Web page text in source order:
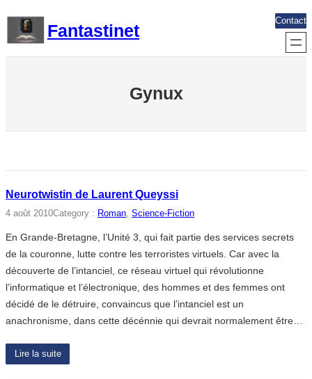
contenu
Fantastinet
Contact
Gynux
Neurotwistin de Laurent Queyssi
4 août 2010Category : Roman, Science-Fiction
En Grande-Bretagne, l’Unité 3, qui fait partie des services secrets
de la couronne, lutte contre les terroristes virtuels. Car avec la
découverte de l’intanciel, ce réseau virtuel qui révolutionne
l’informatique et l’électronique, des hommes et des femmes ont
décidé de le détruire, convaincus que l’intanciel est un
anachronisme, dans cette décénnie qui devrait normalement être…
Lire la suite